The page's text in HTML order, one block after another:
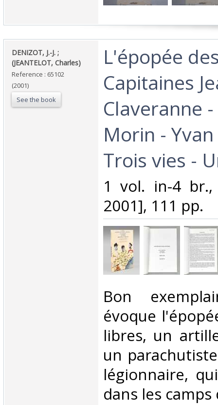
‎DENIZOT, J.-J. ;
(JEANTELOT, Charles)‎
Reference : 65102
(2001)
See the book
‎L'épopée
Capitaines
Claveranne
Morin -
Trois vies -
‎1 vol. in-4
2001], 111 pp.‎
‎Bon
évoque
libres, un
un
légionnaire,
dans les